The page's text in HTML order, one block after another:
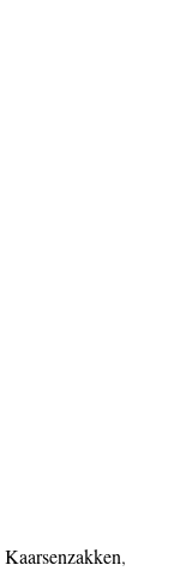
Kaarsenzakken,